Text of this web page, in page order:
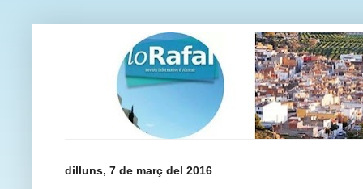
dilluns, 7 de març del 2016